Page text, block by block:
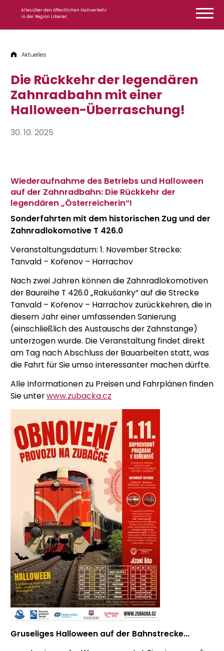
Alles über den öffentlichen Nahverkehr
in der Region Liberec
Aktuelles
Die Rückkehr der legendären
Zahnradbahn mit einer
Halloween-Überraschung!
30. 10. 2025
Wiederaufnahme des Betriebs und Halloween
auf der Zahnradbahn: Die Rückkehr der
legendären „Österreicherin“!
Sonderfahrten mit dem historischen Zug und der
Zahnradlokomotive T 426.0
Veranstaltungsdatum: 1. November Strecke:
Tanvald – Kořenov – Harrachov
Nach zwei Jahren können die Zahnradlokomotiven
der Baureihe T 426.0 „Rakušanky“ auf die Strecke
Tanvald – Kořenov – Harrachov zurückkehren, die in
diesem Jahr einer umfassenden Sanierung
(einschließlich des Austauschs der Zahnstange)
unterzogen wurde. Die Veranstaltung findet direkt
am Tag nach Abschluss der Bauarbeiten statt, was
die Fahrt für Sie umso interessanter machen dürfte.
Alle Informationen zu Preisen und Fahrplänen finden
Sie unterwww.zubacka.cz
Gruseliges Halloween auf der Bahnstrecke...